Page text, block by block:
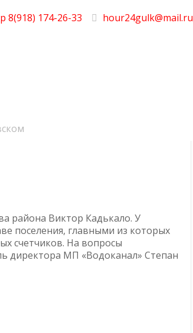
8(918) 174-26-33 hour24gulk@mail.ru
района Виктор Кадькало. У
поселения, главными из которых
счетчиков. На вопросы
директора МП «Водоканал» Степан